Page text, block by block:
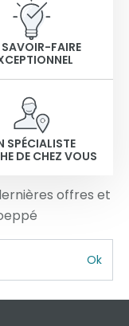
SAVOIR-FAIRE
SPÉCIALISTE
DE CHEZ VOUS
offres et
Ok